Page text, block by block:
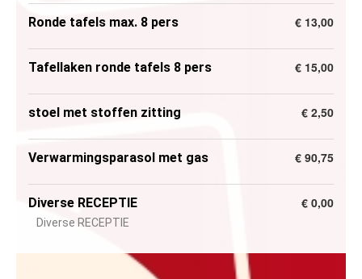
Ronde tafels max. 8 pers € 13,00
Tafellaken ronde tafels 8 pers € 15,00
stoel met stoffen zitting € 2,50
Verwarmingsparasol met gas € 90,75
Diverse RECEPTIE
Diverse RECEPTIE
€ 0,00